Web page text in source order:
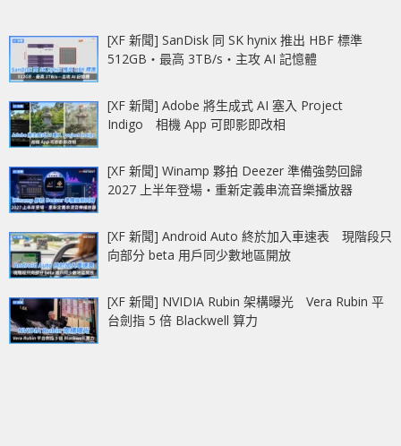
[XF 新聞] SanDisk 同 SK hynix 推出 HBF 標準
512GB‧最高 3TB/s‧主攻 AI 記憶體
[XF 新聞] Adobe 將生成式 AI 塞入 Project
Indigo 相機 App 可即影即改相
[XF 新聞] Winamp 夥拍 Deezer 準備強勢回歸
2027 上半年登場‧重新定義串流音樂播放器
[XF 新聞] Android Auto 終於加入車速表 現階段只
向部分 beta 用戶同少數地區開放
[XF 新聞] NVIDIA Rubin 架構曝光 Vera Rubin 平
台劍指 5 倍 Blackwell 算力